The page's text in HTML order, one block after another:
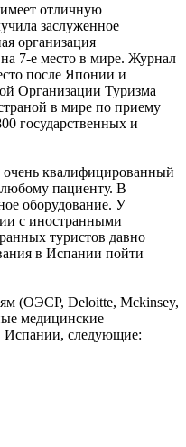
отличную
заслуженное
организация
7-е место в мире. Журнал
после Японии и
Организации Туризма
в мире по приему
государственных и
квалифицированный
пациенту. В
оборудование. У
с иностранными
туристов давно
в Испании пойти
(ОЭСР, Deloitte, Mckinsey,
медицинские
Испании, следующие: